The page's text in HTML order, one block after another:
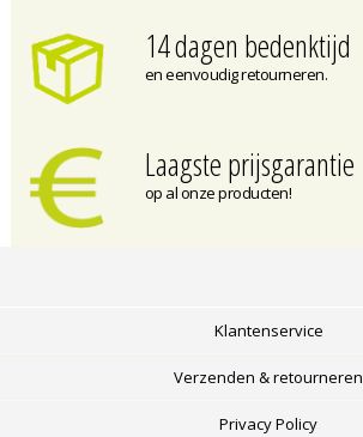
14 dagen bedenktijd
en eenvoudig retourneren.
Laagste prijsgarantie
op al onze producten!
Klantenservice
Verzenden & retourneren
Privacy Policy